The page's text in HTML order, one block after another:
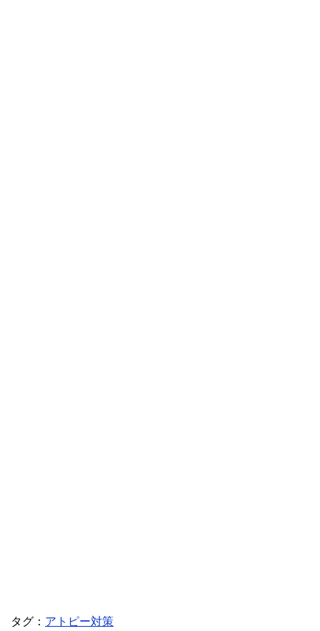
タグ： アトピー対策